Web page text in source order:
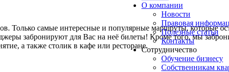
О компании
Новости
Правовая
Полезные статьи
Контакты
Сотрудничество
Обучение бизнесу
Собственникам
Только самые интересные и популярные маршруты, которые
забронируют для Вас на неё билеты! Кроме того, мы
а также столик в кафе или ресторане.